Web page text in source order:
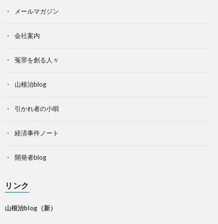
メールマガジン
会社案内
冤罪を創る人々
山根治blog
引かれ者の小唄
経済事件ノート
開発者blog
リンク
山根治blog（新）